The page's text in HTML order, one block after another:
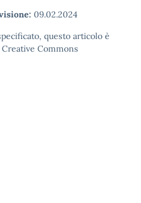
09.02.2024
questo articolo è
Commons